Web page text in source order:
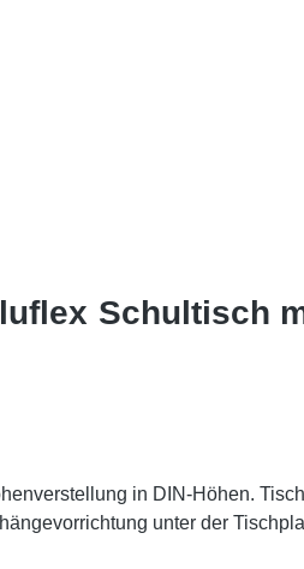
Schultisch
in DIN-Höhen.
unter der